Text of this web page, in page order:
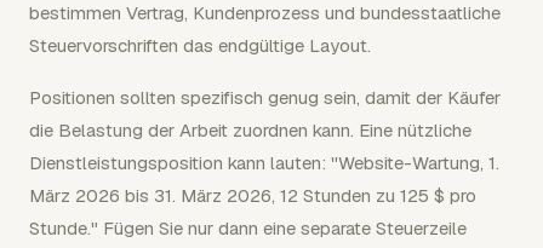
bestimmen Vertrag, Kundenprozess und bundesstaatliche
Steuervorschriften das endgültige Layout.
Positionen sollten spezifisch genug sein, damit der Käufer
die Belastung der Arbeit zuordnen kann. Eine nützliche
Dienstleistungsposition kann lauten: "Website-Wartung, 1.
März 2026 bis 31. März 2026, 12 Stunden zu 125 $ pro
Stunde." Fügen Sie nur dann eine separate Steuerzeile